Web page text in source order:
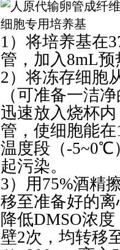
1）将培养基在
管，加入8mL
2）将冻存细胞
（可准备一洁
迅速放入烧杯
管，使细胞能
温度段（-5~0℃
起污染。
3）用75%酒精
移至准备好的
降低DMSO浓
壁2次，均转移